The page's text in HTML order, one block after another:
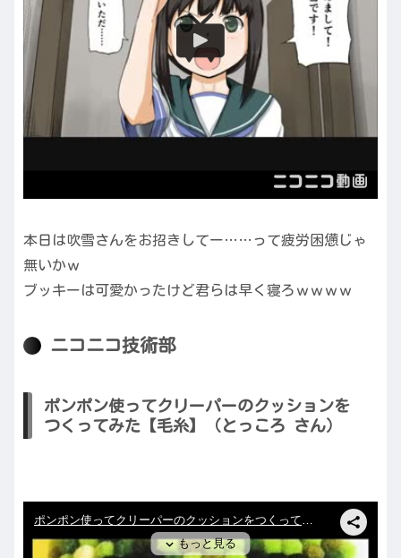
本日は吹雪さんをお招きしてー……って疲労困憊じゃ
無いかｗ
ブッキーは可愛かったけど君らは早く寝ろｗｗｗｗ
ニコニコ技術部
ポンポン使ってクリーパーのクッションを
つくってみた【毛糸】（とっころ さん）